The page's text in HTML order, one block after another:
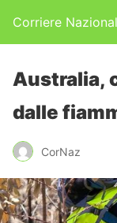
Corriere
Australia,
dalle
CorNaz